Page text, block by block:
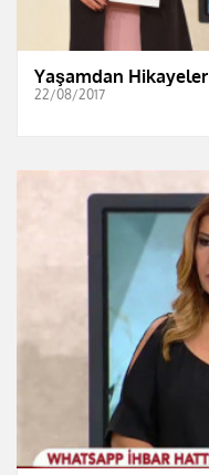
Yaşamdan
22/08/2017